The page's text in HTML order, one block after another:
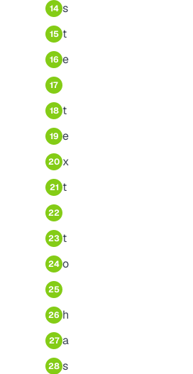
14 s
15 t
16 e
17
18 t
19 e
20 x
21 t
22
23 t
24 o
25
26 h
27 a
28 s